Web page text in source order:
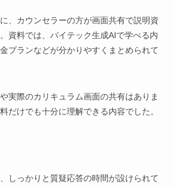
、カウンセラーの方が画面共有で説明資
資料では、バイテック生成AIで学べる内
プランなどが分かりやすくまとめられて
実際のカリキュラム画面の共有はありま
だけでも十分に理解できる内容でした。
しっかりと質疑応答の時間が設けられて